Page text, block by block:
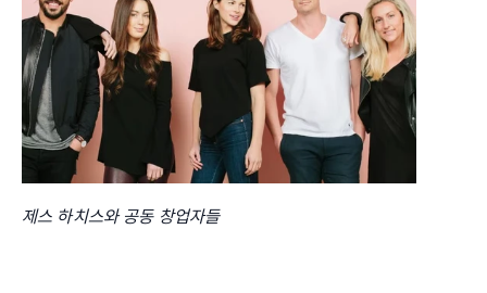
제스 하치스와 공동 창업자들